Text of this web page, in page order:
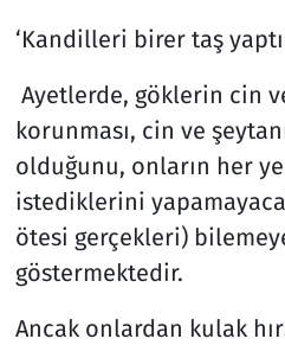
‘Kandilleri birer taş
Ayetlerde, göklerin cin
korunması, cin ve
olduğunu, onların her
istediklerini
ötesi gerçekleri)
göstermektedir.
Ancak onlardan kulak